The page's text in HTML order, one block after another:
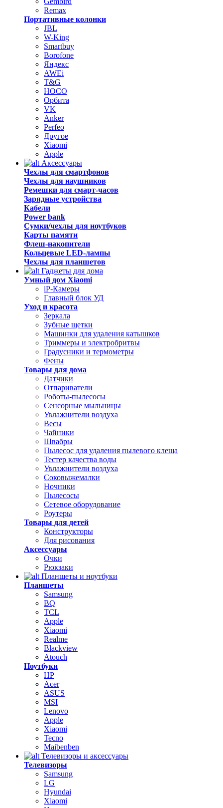
Remax
Портативные колонки
JBL
W-King
Smartbuy
Borofone
Яндекс
AWEi
T&G
HOCO
Орбита
VK
Anker
Perfeo
Другое
Xiaomi
Apple
Аксессуары
Чехлы для смартфонов
Чехлы для наушников
Ремешки для смарт-часов
Зарядные устройства
Кабели
Power bank
Сумки/чехлы для ноутбуков
Карты памяти
Флеш-накопители
Кольцевые LED-лампы
Чехлы для планшетов
Гаджеты для дома
Умный дом Xiaomi
iP-Камеры
Главный блок УД
Уход и красота
Зеркала
Зубные щетки
Машинки для удаления катышков
Триммеры и электробритвы
Градусники и термометры
Фены
Товары для дома
Датчики
Отпариватели
Роботы-пылесосы
Сенсорные мыльницы
Увлажнители воздуха
Весы
Чайники
Швабры
Пылесос для удаления пылевого клеща
Тестер качества воды
Увлажнители воздуха
Соковыжемалки
Ночники
Пылесосы
Сетевое оборудование
Роутеры
Товары для детей
Конструкторы
Для рисования
Аксессуары
Очки
Рюкзаки
Планшеты и ноутбуки
Планшеты
Samsung
BQ
TCL
Apple
Xiaomi
Realme
Blackview
Atouch
Ноутбуки
HP
Acer
ASUS
MSI
Lenovo
Apple
Xiaomi
Tecno
Maibenben
Телевизоры и аксессуары
Телевизоры
Samsung
LG
Hyundai
Xiaomi